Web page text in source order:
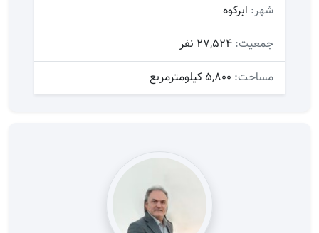
شهر: ابرکوه
جمعیت:
مساحت: